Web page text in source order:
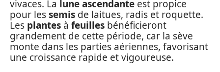
vivaces. La lune ascendante est propice
pour lessemis de laitues, radis et roquette.
Les plantes à feuilles bénéficieront
grandement de cette période, car la sève
monte dans les parties aériennes, favorisant
une croissance rapide et vigoureuse.